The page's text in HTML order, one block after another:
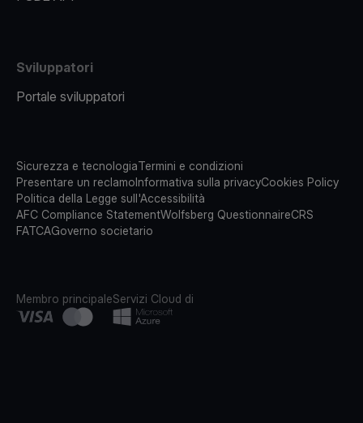
Sviluppatori
Portale sviluppatori
Sicurezza e tecnologiaTermini e condizioni
Presentare un reclamoInformativa sulla privacyCookies Policy
Politica della Legge sull'Accessibilità
AFC Compliance StatementWolfsberg QuestionnaireCRS
FATCAGoverno societario
Membro principaleServizi Cloud di